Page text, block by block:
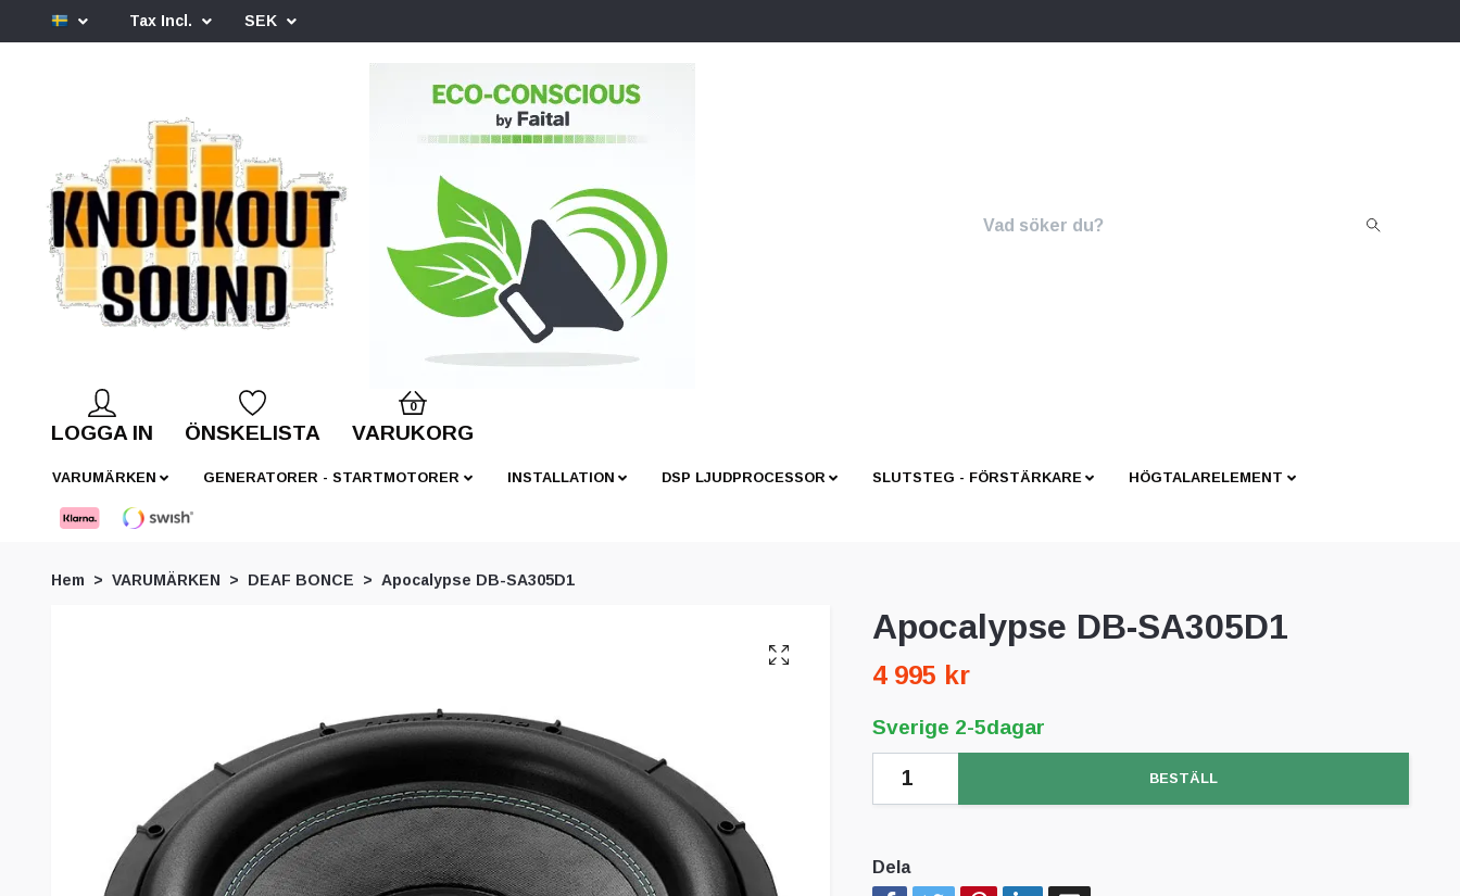
Tax Incl. SEK
LOGGA IN ÖNSKELISTA
0
VARUKORG
VARUMÄRKEN GENERATORER - STARTMOTORER INSTALLATION DSP LJUDPROCESSOR SLUTSTEG - FÖRSTÄRKARE HÖGTALARELEMENT
Hem VARUMÄRKEN DEAF BONCE Apocalypse DB-SA305D1
Apocalypse DB-SA305D1
4 995 kr
Sverige 2-5dagar
BESTÄLL
Dela